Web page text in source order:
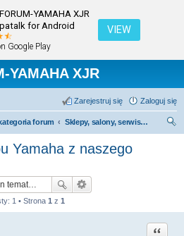
YAMAHA XJR
for Android
Google Play
VIEW
YAMAHA XJR
Zaloguj się
Zarejestruj się
forum
Sklepy, salony, serwisy - polecamy; odradzamy.
Yamaha z naszego
1 • Strona 1 z 1
Cytuj